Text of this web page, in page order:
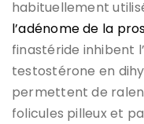
habituellement
l’adénome de la
finastéride inhibent
testostérone en
permettent de
folicules pilleux et